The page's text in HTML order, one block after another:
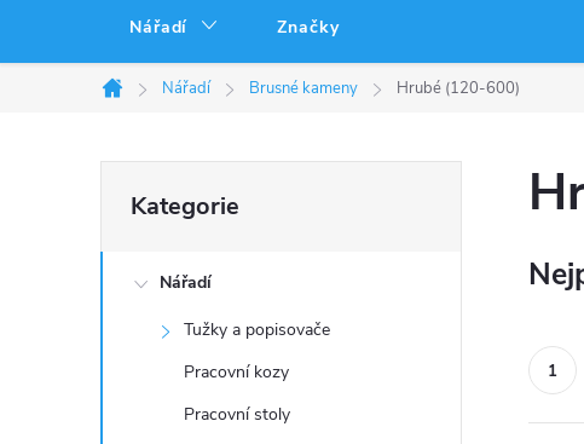
Nářadí Značky
Domů
Nářadí Brusné kameny Hrubé (120-600)
o
kategorie
Kategorie
Nářadí
Tužky a popisovače
Pracovní kozy
Pracovní stoly